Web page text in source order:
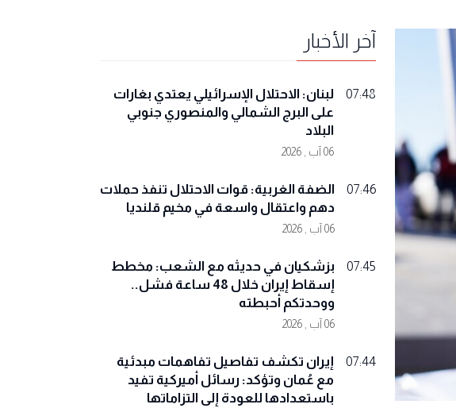
آخر الأخبار
07:48
لبنان: الاحتلال الإسرائيلي يعتدي بغارات
على البرج الشمالي والمنصوري جنوبي
البلاد
06 آب , 2026
07:46
الضفة الغربية: قوات الاحتلال تنفذ حملات
دهم واعتقال واسعة في مخيم قلنديا
06 آب , 2026
07:45
بزشكيان في حديثه مع الشعب: مخطط
إسقاط إيران خلال 48 ساعة فشل..
ووحدتكم أحبطته
06 آب , 2026
07:44
إيران تكشف تفاصيل تفاهمات مبدئية
مع عُمان وتؤكد: رسائل أميركية تفيد
باستعدادها للعودة إلى التزاماتها